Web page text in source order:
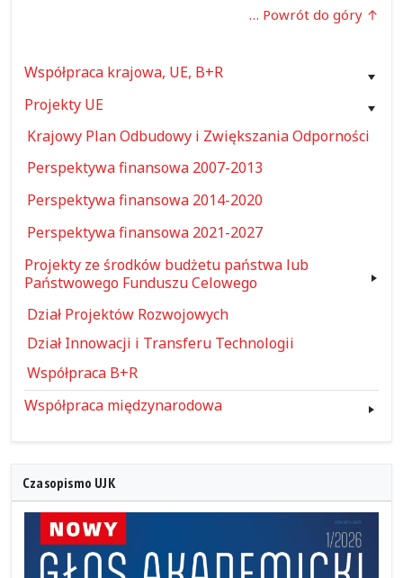
… Powrót do góry
Współpraca krajowa, UE, B+R
Projekty UE
Krajowy Plan Odbudowy i Zwiększania Odporności
Perspektywa finansowa 2007-2013
Perspektywa finansowa 2014-2020
Perspektywa finansowa 2021-2027
Projekty ze środków budżetu państwa lub
Państwowego Funduszu Celowego
Dział Projektów Rozwojowych
Dział Innowacji i Transferu Technologii
Współpraca B+R
Współpraca międzynarodowa
Czasopismo UJK